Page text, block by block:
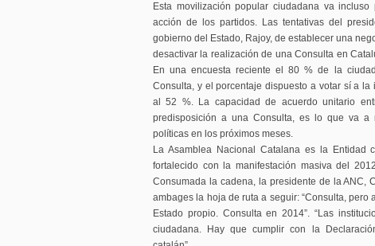
Esta movilización popular ciudadana va
acción de los partidos. Las tentativas del
gobierno del Estado, Rajoy, de establecer una
desactivar la realización de una Consulta en
En una encuesta reciente el 80 % de la
Consulta, y el porcentaje dispuesto a votar sí a
al 52 %. La capacidad de acuerdo unitario
predisposición a una Consulta, es lo que va a
políticas en los próximos meses.
La Asamblea Nacional Catalana es la
fortalecido con la manifestación masiva del
Consumada la cadena, la presidente de la ANC,
ambages la hoja de ruta a seguir: “Consulta,
Estado propio. Consulta en 2014”. “Las
ciudadana. Hay que cumplir con la